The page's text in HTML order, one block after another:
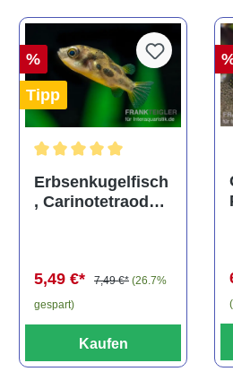
%
Tipp
Durchschnittliche Bewertung
Erbsenkugelfisch
, Carinotetraodon
5,49 €* 7,49 €* (26.7%
gespart)
Kaufen